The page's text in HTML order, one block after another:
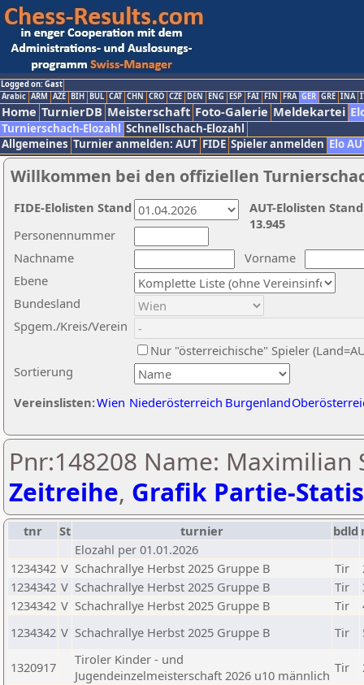
Logged on: Gast
Arabic ARM AZE BIH BUL CAT CHN CRO CZE DEN ENG ESP FAI FIN FRA GER GRE INA
Home TurnierDB Meisterschaft Foto-Galerie Meldekartei
Turnierschach-Elozahl Schnellschach-Elozahl
Allgemeines Turnier anmelden: AUT FIDE Spieler anmelden Elo
Willkommen bei den offiziellen
Nachname
Vorname
Ebene
Sortierung
Personennummer
Bundesland
Spgem./Kreis/Verein
Nur "österreichische" Spieler
Vereinslisten:Wien Niederösterreich Burgenland
AUT-Elolisten
13.945
FIDE-Elolisten Stand
Pnr:148208 Name: Maximilian
Zeitreihe, Grafik Partie-
tnr St turnier bdld
Elozahl per 01.01.2026
1234342 V Schachrallye Herbst 2025 Gruppe B Tir
1234342 V Schachrallye Herbst 2025 Gruppe B Tir
1234342 V Schachrallye Herbst 2025 Gruppe B Tir
1234342 V Schachrallye Herbst 2025 Gruppe B Tir
1320917
Tiroler Kinder - und
Jugendeinzelmeisterschaft 2026 u10 männlich Tir